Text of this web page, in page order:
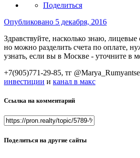
Поделиться
Опубликовано 5 декабря, 2016
Здравствуйте, насколько знаю, лицевые
но можно разделить счета по оплате,
узнать, если вы в Москве - уточните в
+7(905)771-29-85, тг
инвестиции и канал в макс
Ссылка на комментарий
Поделиться на другие сайты